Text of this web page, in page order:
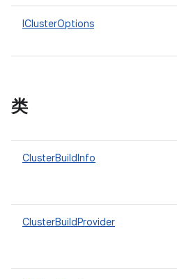
IClusterOptions
类
ClusterBuildInfo
ClusterBuildProvider